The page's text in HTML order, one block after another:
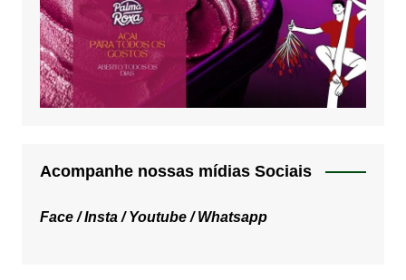
Acompanhe nossas mídias Sociais
Face /Insta /Youtube /Whatsapp